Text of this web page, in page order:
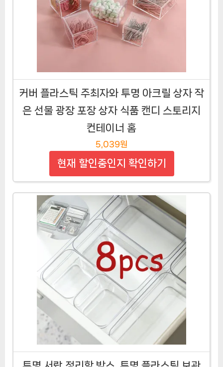
커버 플라스틱 주최자와 투명 아크릴 상자 작
은 선물 광장 포장 상자 식품 캔디 스토리지
컨테이너 홈
5,039원
현재 할인중인지 확인하기